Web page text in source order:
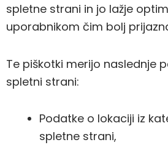
spletne strani in jo lažje
uporabnikom čim bolj
Te piškotki merijo naslednje
spletni strani:
Podatke o lokaciji iz
spletne strani,